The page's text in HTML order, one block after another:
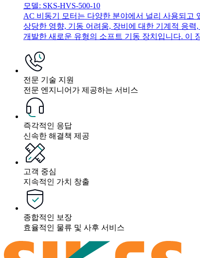
모델: SKS-HVS-500-10
AC 비동기 모터는 다양한 분야에서 널리 사용되고
상당한 영향, 기동 어려움, 장비에 대한 기계적 응력
개발한 새로운 유형의 소프트 기동 장치입니다. 이
전문 기술 지원
전문 엔지니어가 제공하는 서비스
즉각적인 응답
신속한 해결책 제공
고객 중심
지속적인 가치 창출
종합적인 보장
효율적인 물류 및 사후 서비스